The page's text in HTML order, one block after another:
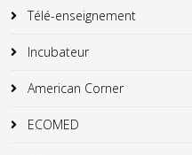
Télé-enseignement
Incubateur
American Corner
ECOMED